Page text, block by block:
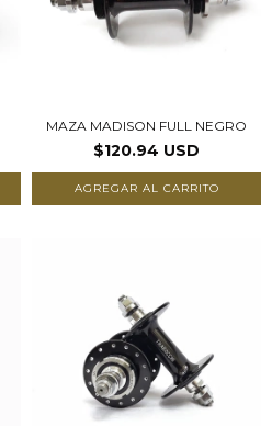
MAZA MADISON FULL NEGRO
$120.94 USD
AGREGAR AL CARRITO